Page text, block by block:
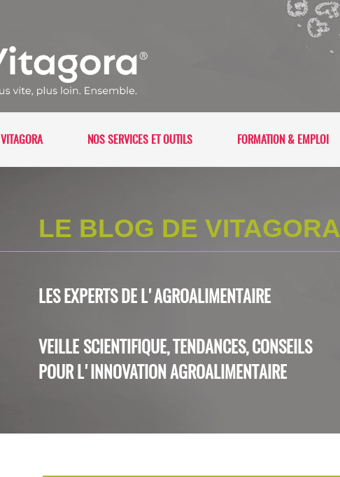
VITAGORA NOS SERVICES ET OUTILS FORMATION & EMPLOI
LE BLOG DE VITAGORA
LES EXPERTS DE L'AGROALIMENTAIRE
VEILLE SCIENTIFIQUE, TENDANCES, CONSEILS
POUR L'INNOVATION AGROALIMENTAIRE